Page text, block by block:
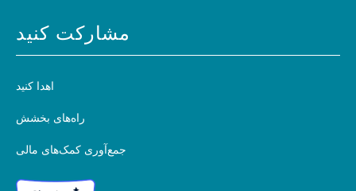
مشارکت کنید
اهدا کنید
راه‌های بخشش
جمع‌آوری کمک‌های مالی